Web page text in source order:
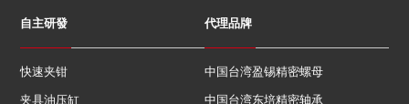
自主研發
快速夹钳
夹具油压缸
代理品牌
中国台湾盈锡精密螺母
中国台湾东培精密轴承